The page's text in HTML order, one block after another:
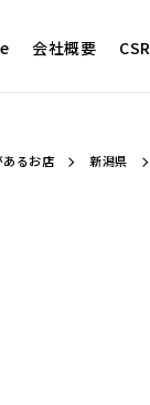
会社概要 CSR
るお店 新潟県